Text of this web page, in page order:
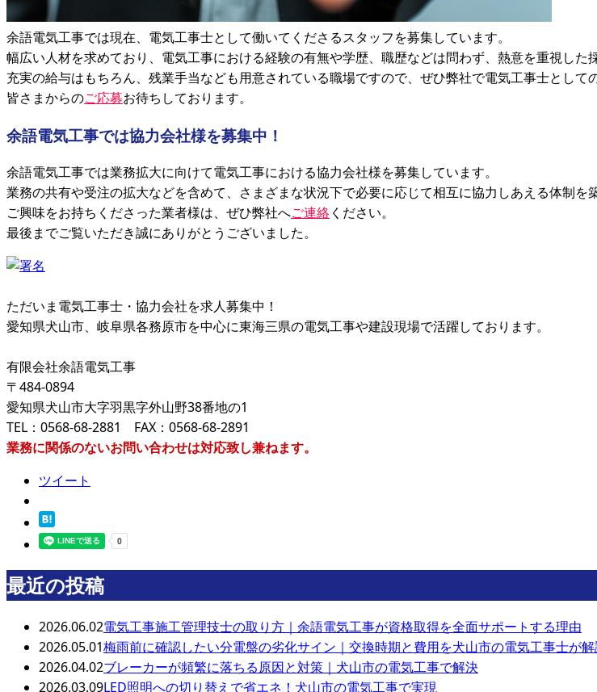
余語電気工事では現在、電気工事士として働いてくださるスタッフを募集しています。
幅広い人材を求めており、電気工事における経験の有無や学歴、職歴などは問わず、熱意を重視した
充実の給与はもちろん、残業手当なども用意されている職場ですので、ぜひ弊社で電気工事士として
皆さまからのご応募お待ちしております。
余語電気工事では協力会社様を募集中！
余語電気工事では業務拡大に向けて電気工事における協力会社様を募集しています。
業務の共有や受注の拡大などを含めて、さまざまな状況下で必要に応じて相互に協力しあえる体制を
ご興味をお持ちくださった業者様は、ぜひ弊社へご連絡ください。
最後までご覧いただき誠にありがとうございました。
ただいま電気工事士・協力会社を求人募集中！
愛知県犬山市、岐阜県各務原市を中心に東海三県の電気工事や建設現場で活躍しております。
有限会社余語電気工事
〒484-0894
愛知県犬山市大字羽黒字外山野38番地の1
TEL：0568-68-2881 FAX：0568-68-2891
業務に関係のないお問い合わせは対応致し兼ねます。
ツイート
最近の投稿
2026.06.02電気工事施工管理技士の取り方｜余語電気工事が資格取得を全面サポートする理由
2026.05.01梅雨前に確認したい分電盤の劣化サイン｜交換時期と費用を犬山市の電気工事士が
2026.04.02ブレーカーが頻繁に落ちる原因と対策｜犬山市の電気工事で解決
2026.03.09LED照明への切り替えで省エネ！犬山市の電気工事で実現